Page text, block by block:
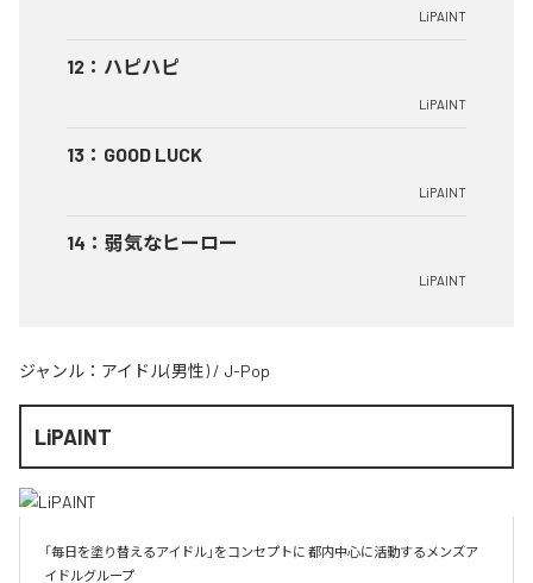
LiPAINT
12 ： ハピハピ
LiPAINT
13 ： GOOD LUCK
LiPAINT
14 ： 弱気なヒーロー
LiPAINT
ジャンル： アイドル(男性) / J-Pop
LiPAINT
「毎日を塗り替えるアイドル」をコンセプトに 都内中心に活動するメンズア
イドルグループ